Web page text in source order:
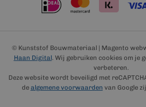
© Kunststof Bouwmateriaal | Magento
Haan Digital. Wij gebruiken cookies om je
verbeteren.
Deze website wordt beveiligd met
de algemene voorwaarden van Google